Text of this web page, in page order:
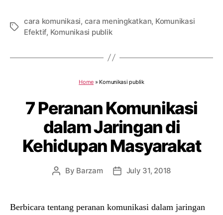
Tags
cara komunikasi, cara meningkatkan, Komunikasi
Efektif, Komunikasi publik
Home » Komunikasi publik
7 Peranan Komunikasi
dalam Jaringan di
Kehidupan Masyarakat
Post
By Barzam
PostJuly 31, 2018
Berbicara tentang peranan komunikasi dalam jaringan